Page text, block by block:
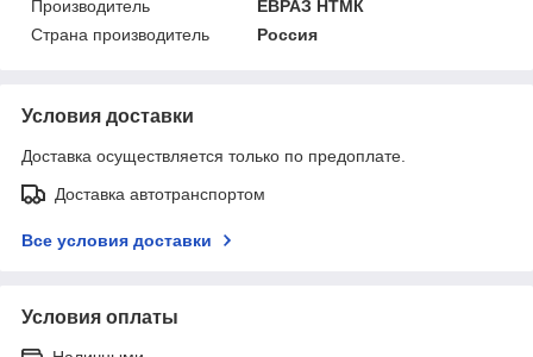
Производитель
ЕВРАЗ НТМК
Страна производитель
Россия
Условия доставки
Доставка осуществляется только по предоплате.
Доставка автотранспортом
Все условия доставки
Условия оплаты